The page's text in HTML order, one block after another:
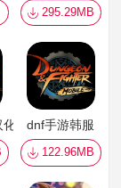
295.29MB
化版dnf手游韩服
122.96MB